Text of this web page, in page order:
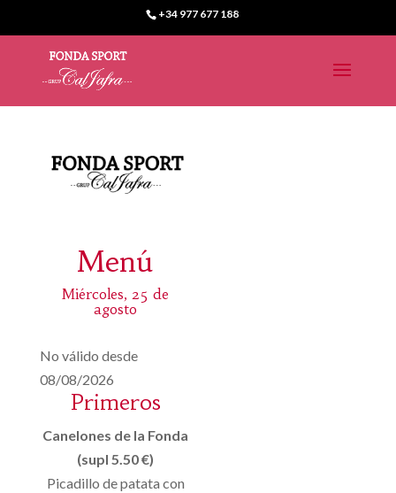
+34 977 677 188
Menú
Miércoles, 25 de
agosto
No válido desde
08/08/2026
Primeros
Canelones de la Fonda
(supl 5.50 €)
Picadillo de patata con